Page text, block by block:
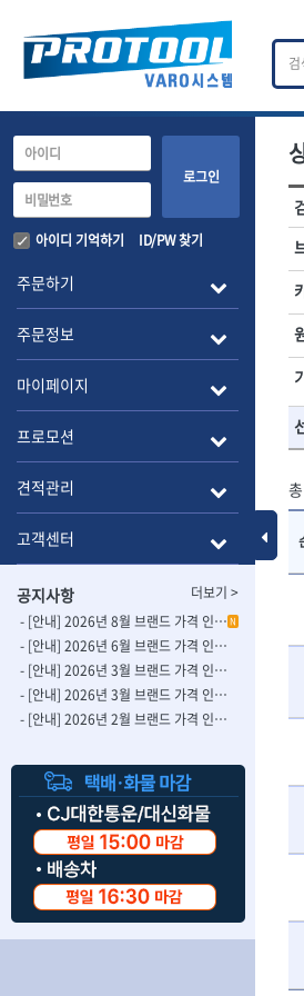
작업공구.종합
소켓,렌치,드라이버
- 소켓
- 세미롱소켓
- 엑스트라롱소켓
- 임팩소켓
- 임팩세미롱소켓
- 임팩롱소켓
- 유니버셜소켓
- 롱별소켓
- 임팩롱별소켓
- 육각비트소켓
- 임팩육각비트소켓
- 별비트소켓
- XZN비트소켓
- 임팩육각비트
- 임팩비트
- 유니버셜조인트
- 연결대
- 임팩연결대
- 볼연결대
- 라쳇핸들
- 퀵릴리스라쳇핸들
자동차공구.장비
자동차용장비
- 타이어탈착기
전체
A
전체
1-DAY
ENGINEER
FLEX
HAZET
ISOTOOL
LIENIELSEN
MAFELL
MORSE
OSEIN
ROTHENBERGER
SCANGRIP
SICE
THETA -직판오일등
THETA-몽키
로그인
아이디 기억하기 ID/PW 찾기
주문하기
주문정보
마이페이지
프로모션
견적관리
고객센터
공지사항
더보기 >
- [안내] 2026년 8월 브랜드 가격 인상 사전 안내의 건 N
- [안내] 2026년 6월 브랜드 가격 인상 사전 안내의 건
- [안내] 2026년 3월 브랜드 가격 인상 사전 안내의 건-2
- [안내] 2026년 3월 브랜드 가격 인상 사전 안내의 건
- [안내] 2026년 2월 브랜드 가격 인상 사전 안내의 건
총